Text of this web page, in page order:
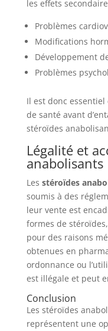
les effets
Problèmes
Modifications
Développement
Problèmes
Il est donc
de santé avant
stéroïdes
Légalité et
anabolisants
Les stéroïdes
soumis à des
leur vente est
formes de
pour des raisons
obtenues en
ordonnance ou
est illégale et peut
Conclusion
Les stéroïdes
représentent une